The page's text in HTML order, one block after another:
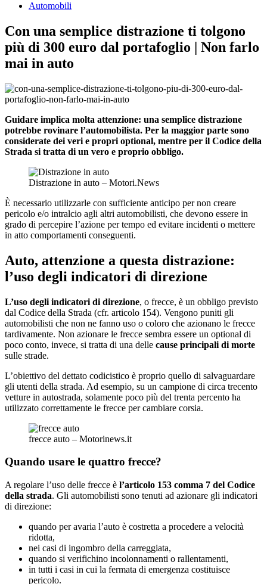
Automobili
Con una semplice distrazione ti tolgono
più di 300 euro dal portafoglio | Non farlo
mai in auto
Guidare implica molta attenzione: una semplice distrazione
potrebbe rovinare l’automobilista. Per la maggior parte sono
considerate dei veri e propri optional, mentre per il Codice della
Strada si tratta di un vero e proprio obbligo.
Distrazione in auto – Motori.News
È necessario utilizzarle con sufficiente anticipo per non creare
pericolo e/o intralcio agli altri automobilisti, che devono essere in
grado di percepire l’azione per tempo ed evitare incidenti o mettere
in atto comportamenti conseguenti.
Auto, attenzione a questa distrazione:
l’uso degli indicatori di direzione
L’uso degli indicatori di direzione, o frecce, è un obbligo previsto
dal Codice della Strada (cfr. articolo 154). Vengono puniti gli
automobilisti che non ne fanno uso o coloro che azionano le frecce
tardivamente. Non azionare le frecce sembra essere un optional di
poco conto, invece, si tratta di una delle cause principali di morte
sulle strade.
L’obiettivo del dettato codicistico è proprio quello di salvaguardare
gli utenti della strada. Ad esempio, su un campione di circa trecento
vetture in autostrada, solamente poco più del trenta percento ha
utilizzato correttamente le frecce per cambiare corsia.
frecce auto – Motorinews.it
Quando usare le quattro frecce?
A regolare l’uso delle frecce è l’articolo 153 comma 7 del Codice
della strada. Gli automobilisti sono tenuti ad azionare gli indicatori
di direzione:
quando per avaria l’auto è costretta a procedere a velocità
ridotta,
nei casi di ingombro della carreggiata,
quando si verifichino incolonnamenti o rallentamenti,
in tutti i casi in cui la fermata di emergenza costituisce
pericolo.